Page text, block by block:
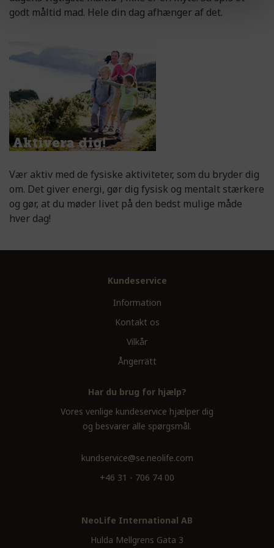
godt måltid mad. Hele din dag afhænger af det.
Vær aktiv med de fysiske aktiviteter, som du bryder dig
om. Det giver energi, gør dig fysisk og mentalt stærkere
og gør, at du møder livet på den bedst mulige måde
hver dag!
Kundeservice
Information
Kontakt os
Vilkår
Ångerrätt
Har du brug for hjælp?
Vores venlige kundeservice hjælper dig
og besvarer alle spørgsmål.
kundservice@se.neolife.com
+46 31 - 706 74 00
NeoLife International AB
Hulda Mellgrens Gata 3